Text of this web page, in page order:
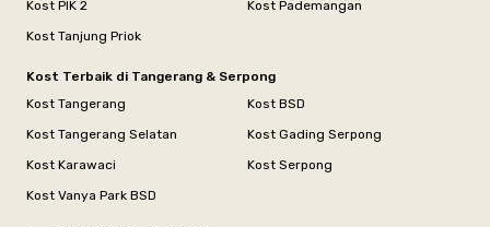
Kost PIK 2
Kost Pademangan
Kost Tanjung Priok
Kost Terbaik di Tangerang & Serpong
Kost Tangerang
Kost BSD
Kost Tangerang Selatan
Kost Gading Serpong
Kost Karawaci
Kost Serpong
Kost Vanya Park BSD